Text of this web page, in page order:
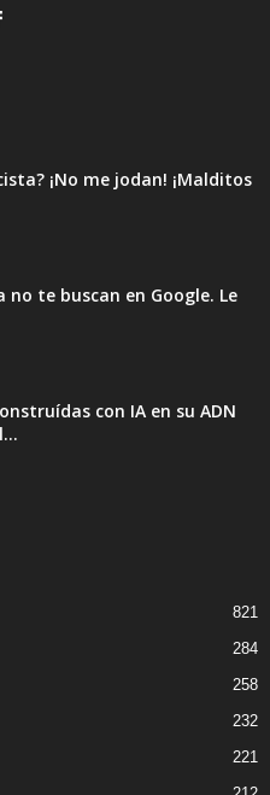
¡No me jodan! ¡Malditos
no te buscan en Google. Le
con IA en su ADN
821
284
258
232
221